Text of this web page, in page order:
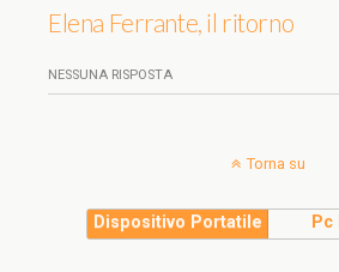
Elena Ferrante, il ritorno
NESSUNA RISPOSTA
Torna su
Dispositivo Portatile